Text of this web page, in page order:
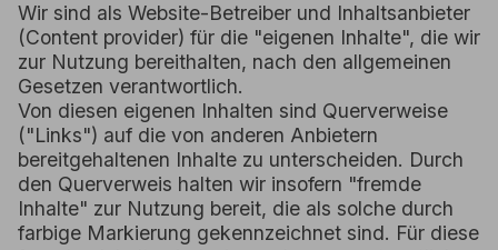
Wir sind als Website-Betreiber und Inhaltsanbieter
(Content provider) für die "eigenen Inhalte", die wir
zur Nutzung bereithalten, nach den allgemeinen
Gesetzen verantwortlich.
Von diesen eigenen Inhalten sind Querverweise
("Links") auf die von anderen Anbietern
bereitgehaltenen Inhalte zu unterscheiden. Durch
den Querverweis halten wir insofern "fremde
Inhalte" zur Nutzung bereit, die als solche durch
farbige Markierung gekennzeichnet sind. Für diese